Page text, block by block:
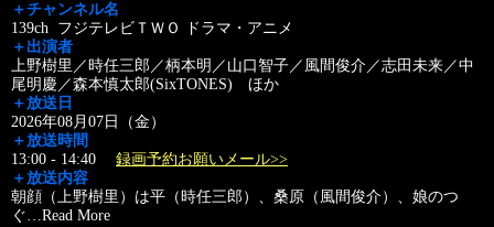
＋チャンネル名
139ch フジテレビＴＷＯ ドラマ・アニメ
＋出演者
上野樹里／時任三郎／柄本明／山口智子／風間俊介／志田未来／中
尾明慶／森本慎太郎(SixTONES) ほか
＋放送日
2026年08月07日（金）
＋放送時間
13:00 - 14:40 録画予約お願いメール>>
＋放送内容
朝顔（上野樹里）は平（時任三郎）、桑原（風間俊介）、娘のつ
ぐ…Read More